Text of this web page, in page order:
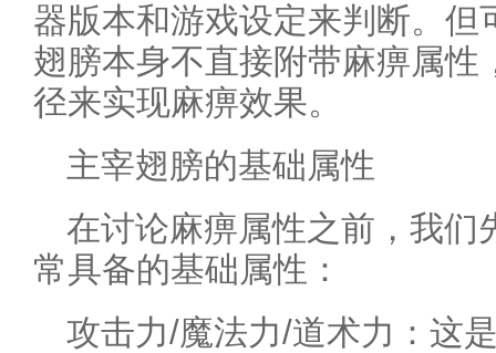
器版本和游戏设定来判断。但
翅膀本身不直接附带麻痹属性
径来实现麻痹效果。
主宰翅膀的基础属性
在讨论麻痹属性之前，我们
常具备的基础属性：
攻击力/魔法力/道术力：这